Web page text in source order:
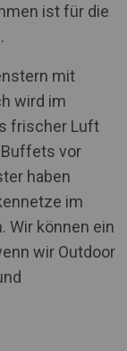
ist für die
mit
wird im
frischer Luft
vor
haben
im
Wir können ein
wir Outdoor